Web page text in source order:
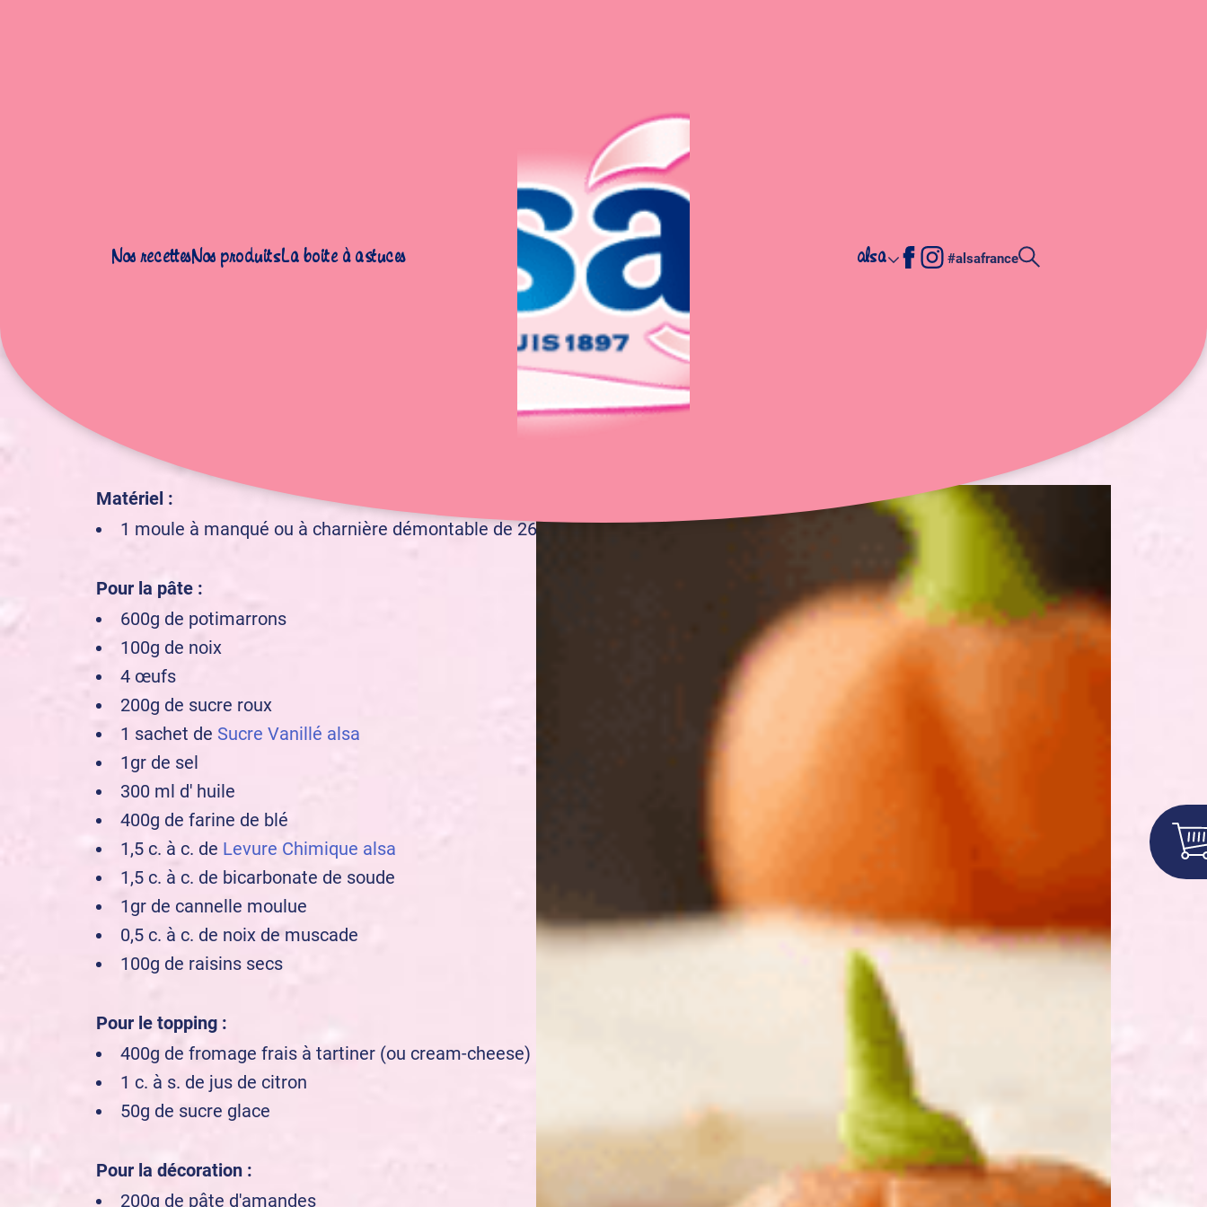
Nos recettesNos produitsLa boite à astuces alsa #alsafrance
Gâteau d’Halloween à la citrouille
16 pers.
Matériel :
1 moule à manqué ou à charnière démontable de 26 cm Ø
Pour la pâte :
600g de potimarrons
100g de noix
4 œufs
200g de sucre roux
1 sachet de Sucre Vanillé alsa
1gr de sel
300 ml d' huile
400g de farine de blé
1,5 c. à c. de Levure Chimique alsa
1,5 c. à c. de bicarbonate de soude
1gr de cannelle moulue
0,5 c. à c. de noix de muscade
100g de raisins secs
Pour le topping :
400g de fromage frais à tartiner (ou cream-cheese)
1 c. à s. de jus de citron
50g de sucre glace
Pour la décoration :
200g de pâte d'amandes